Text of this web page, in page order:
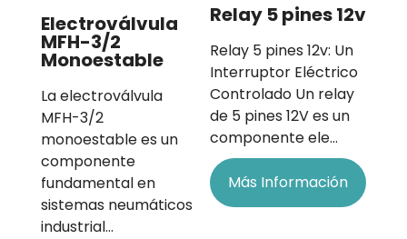
Electroválvula
MFH-3/2
Monoestable
La electroválvula
MFH-3/2
monoestable es un
componente
fundamental en
sistemas neumáticos
industrial…
Relay 5 pines 12v
Relay 5 pines 12v: Un
Interruptor Eléctrico
Controlado Un relay
de 5 pines 12V es un
componente ele…
Más Información